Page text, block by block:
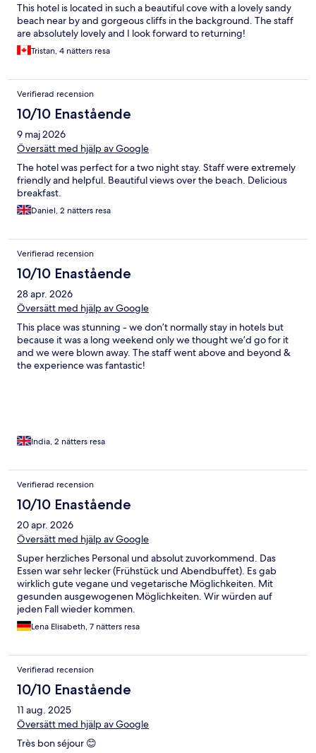
This hotel is located in such a beautiful cove with a lovely sandy
beach near by and gorgeous cliffs in the background. The staff
are absolutely lovely and I look forward to returning!
Tristan, 4 nätters resa
Verifierad recension
10/10 Enastående
9 maj 2026
Översätt med hjälp av Google
The hotel was perfect for a two night stay. Staff were extremely
friendly and helpful. Beautiful views over the beach. Delicious
breakfast.
Daniel, 2 nätters resa
Verifierad recension
10/10 Enastående
28 apr. 2026
Översätt med hjälp av Google
This place was stunning - we don’t normally stay in hotels but
because it was a long weekend only we thought we’d go for it
and we were blown away. The staff went above and beyond &
the experience was fantastic!
India, 2 nätters resa
Verifierad recension
10/10 Enastående
20 apr. 2026
Översätt med hjälp av Google
Super herzliches Personal und absolut zuvorkommend. Das
Essen war sehr lecker (Frühstück und Abendbuffet). Es gab
wirklich gute vegane und vegetarische Möglichkeiten. Mit
gesunden ausgewogenen Möglichkeiten. Wir würden auf
jeden Fall wieder kommen.
Lena Elisabeth, 7 nätters resa
Verifierad recension
10/10 Enastående
11 aug. 2025
Översätt med hjälp av Google
Très bon séjour 😊